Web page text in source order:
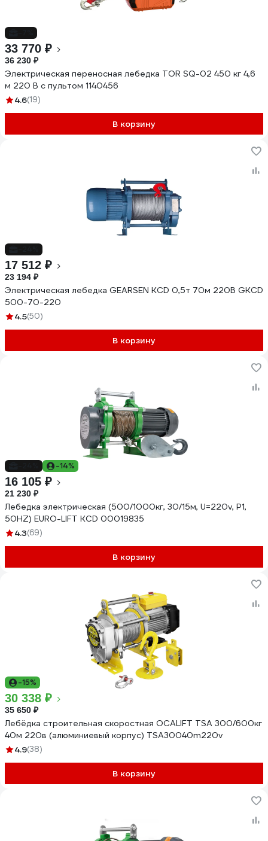
33 770 ₽
36 230 ₽
Электрическая переносная лебедка TOR SQ-02 450 кг 4,6
м 220 В с пультом 1140456
4.6(19)
В корзину
17 512 ₽
23 194 ₽
Электрическая лебедка GEARSEN KCD 0,5т 70м 220В GKCD
500-70-220
4.5(50)
В корзину
-14%
16 105 ₽
21 230 ₽
Лебедка электрическая (500/1000кг, 30/15м, U=220v, P1,
50HZ) EURO-LIFT KCD 00019835
4.3(69)
В корзину
-15%
30 338 ₽
35 650 ₽
Лебёдка строительная скоростная OCALIFT TSA 300/600кг
40м 220в (алюминиевый корпус) TSA30040m220v
4.9(38)
В корзину